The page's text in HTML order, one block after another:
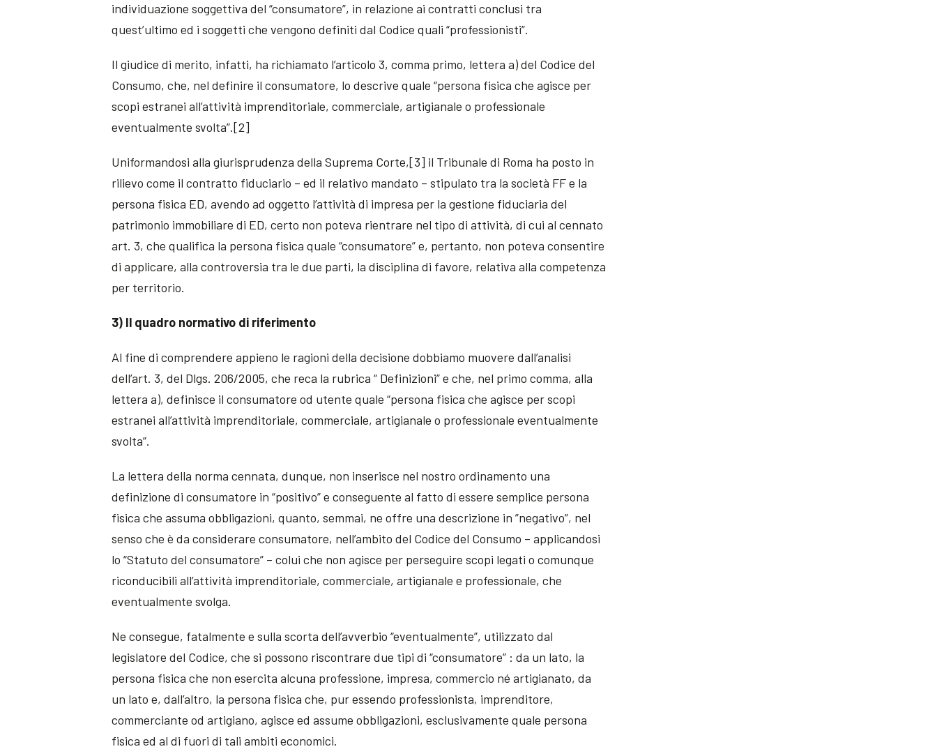
individuazione soggettiva del “consumatore”, in relazione ai contratti conclusi tra
quest’ultimo ed i soggetti che vengono definiti dal Codice quali “professionisti”.
Il giudice di merito, infatti, ha richiamato l’articolo 3, comma primo, lettera a) del Codice del
Consumo, che, nel definire il consumatore, lo descrive quale “persona fisica che agisce per
scopi estranei all’attività imprenditoriale, commerciale, artigianale o professionale
eventualmente svolta”.[2]
Uniformandosi alla giurisprudenza della Suprema Corte,[3] il Tribunale di Roma ha posto in
rilievo come il contratto fiduciario – ed il relativo mandato – stipulato tra la società FF e la
persona fisica ED, avendo ad oggetto l’attività di impresa per la gestione fiduciaria del
patrimonio immobiliare di ED, certo non poteva rientrare nel tipo di attività, di cui al cennato
art. 3, che qualifica la persona fisica quale “consumatore” e, pertanto, non poteva consentire
di applicare, alla controversia tra le due parti, la disciplina di favore, relativa alla competenza
per territorio.
3) Il quadro normativo di riferimento
Al fine di comprendere appieno le ragioni della decisione dobbiamo muovere dall’analisi
dell’art. 3, del Dlgs. 206/2005, che reca la rubrica “ Definizioni” e che, nel primo comma, alla
lettera a), definisce il consumatore od utente quale “persona fisica che agisce per scopi
estranei all’attività imprenditoriale, commerciale, artigianale o professionale eventualmente
svolta”.
La lettera della norma cennata, dunque, non inserisce nel nostro ordinamento una
definizione di consumatore in “positivo” e conseguente al fatto di essere semplice persona
fisica che assuma obbligazioni, quanto, semmai, ne offre una descrizione in ”negativo”, nel
senso che è da considerare consumatore, nell’ambito del Codice del Consumo – applicandosi
lo “Statuto del consumatore” – colui che non agisce per perseguire scopi legati o comunque
riconducibili all’attività imprenditoriale, commerciale, artigianale e professionale, che
eventualmente svolga.
Ne consegue, fatalmente e sulla scorta dell’avverbio “eventualmente”, utilizzato dal
legislatore del Codice, che si possono riscontrare due tipi di “consumatore” : da un lato, la
persona fisica che non esercita alcuna professione, impresa, commercio né artigianato, da
un lato e, dall’altro, la persona fisica che, pur essendo professionista, imprenditore,
commerciante od artigiano, agisce ed assume obbligazioni, esclusivamente quale persona
fisica ed al di fuori di tali ambiti economici.